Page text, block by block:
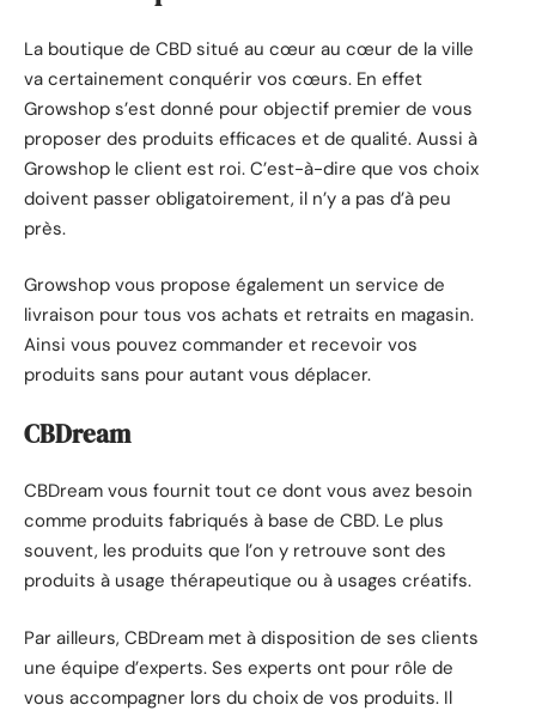
La boutique de CBD situé au cœur au cœur de la ville
va certainement conquérir vos cœurs. En effet
Growshop s’est donné pour objectif premier de vous
proposer des produits efficaces et de qualité. Aussi à
Growshop le client est roi. C’est-à-dire que vos choix
doivent passer obligatoirement, il n’y a pas d’à peu
près.
Growshop vous propose également un service de
livraison pour tous vos achats et retraits en magasin.
Ainsi vous pouvez commander et recevoir vos
produits sans pour autant vous déplacer.
CBDream
CBDream vous fournit tout ce dont vous avez besoin
comme produits fabriqués à base de CBD. Le plus
souvent, les produits que l’on y retrouve sont des
produits à usage thérapeutique ou à usages créatifs.
Par ailleurs, CBDream met à disposition de ses clients
une équipe d’experts. Ses experts ont pour rôle de
vous accompagner lors du choix de vos produits. Il